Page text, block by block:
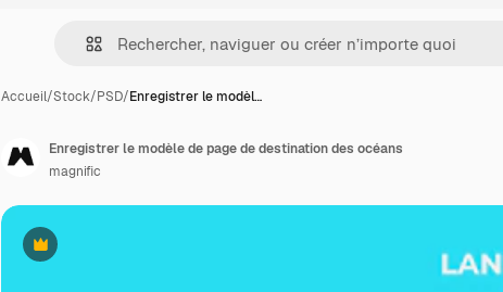
Accueil/Stock/PSD/Enregistrer le modèl…
Premium
Enregistrer le modèle de page de destination des océans
magnific